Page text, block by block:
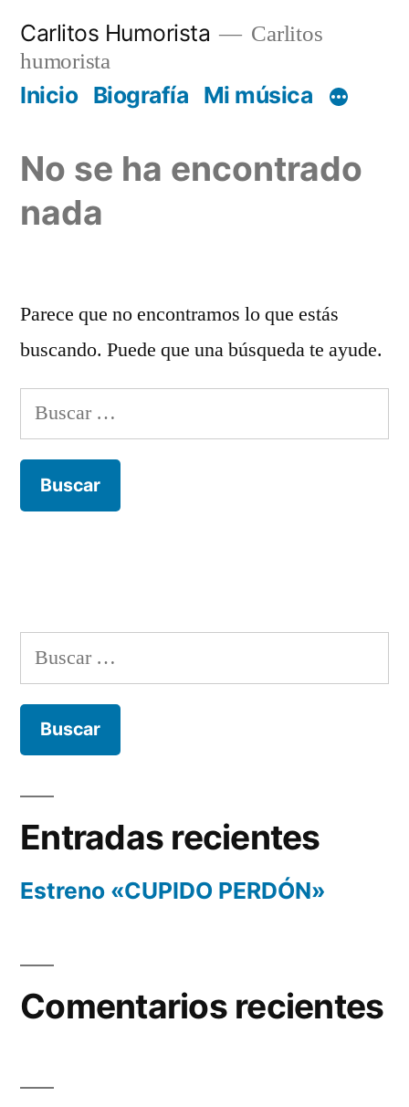
contenido
Carlitos Humorista
Carlitos
humorista
Inicio Biografía Mi música
No se ha encontrado
nada
Parece que no encontramos lo que estás
buscando. Puede que una búsqueda te ayude.
Buscar:
Buscar:
Entradas recientes
Estreno «CUPIDO PERDÓN»
Comentarios recientes